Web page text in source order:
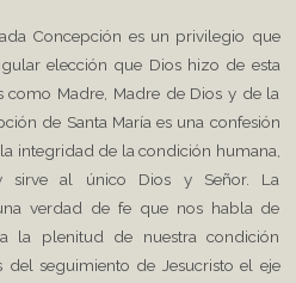
Concepción es un privilegio que
elección que Dios hizo de esta
como Madre, Madre de Dios y de la
de Santa María es una confesión
integridad de la condición humana,
sirve al único Dios y Señor. La
verdad de fe que nos habla de
la plenitud de nuestra condición
del seguimiento de Jesucristo el eje